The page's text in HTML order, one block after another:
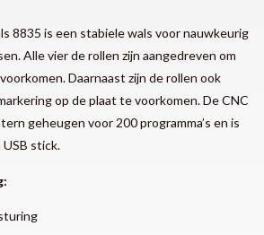
8835 is een stabiele wals voor nauwkeurig
Alle vier de rollen zijn aangedreven om
Daarnaast zijn de rollen ook
op de plaat te voorkomen. De CNC
geheugen voor 200 programma’s en is
stick.